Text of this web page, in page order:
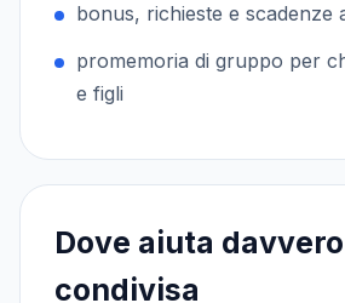
bonus, richieste e scadenze
promemoria di gruppo per
e figli
Dove aiuta
condivisa